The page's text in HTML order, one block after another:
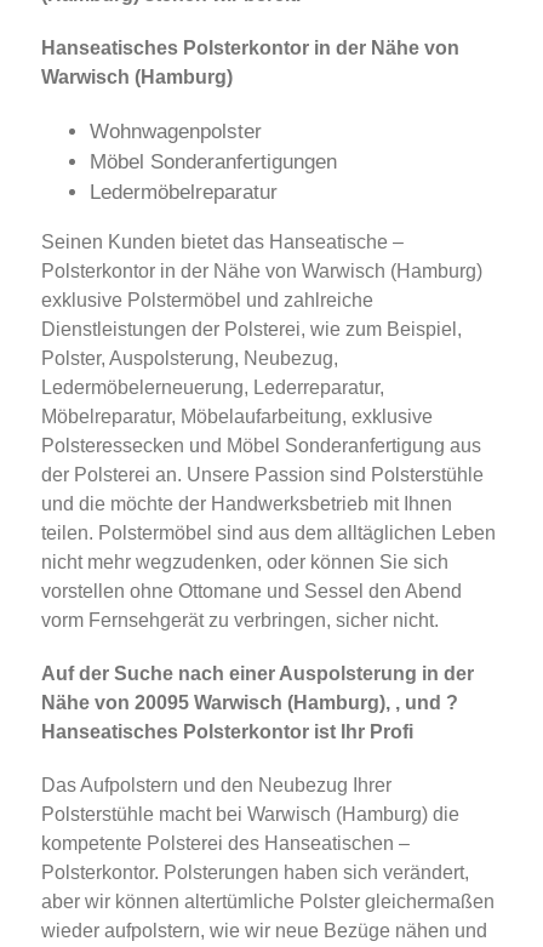
Hanseatisches Polsterkontor in der Nähe von
Warwisch (Hamburg)
Wohnwagenpolster
Möbel Sonderanfertigungen
Ledermöbelreparatur
Seinen Kunden bietet das Hanseatische –
Polsterkontor in der Nähe von Warwisch (Hamburg)
exklusive Polstermöbel und zahlreiche
Dienstleistungen der Polsterei, wie zum Beispiel,
Polster, Auspolsterung, Neubezug,
Ledermöbelerneuerung, Lederreparatur,
Möbelreparatur, Möbelaufarbeitung, exklusive
Polsteressecken und Möbel Sonderanfertigung aus
der Polsterei an. Unsere Passion sind Polsterstühle
und die möchte der Handwerksbetrieb mit Ihnen
teilen. Polstermöbel sind aus dem alltäglichen Leben
nicht mehr wegzudenken, oder können Sie sich
vorstellen ohne Ottomane und Sessel den Abend
vorm Fernsehgerät zu verbringen, sicher nicht.
Auf der Suche nach einer Auspolsterung in der
Nähe von 20095 Warwisch (Hamburg), , und ?
Hanseatisches Polsterkontor ist Ihr Profi
Das Aufpolstern und den Neubezug Ihrer
Polsterstühle macht bei Warwisch (Hamburg) die
kompetente Polsterei des Hanseatischen –
Polsterkontor. Polsterungen haben sich verändert,
aber wir können altertümliche Polster gleichermaßen
wieder aufpolstern, wie wir neue Bezüge nähen und